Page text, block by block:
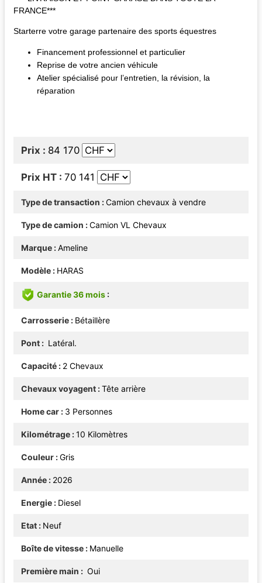
FRANCE***
Starterre votre garage partenaire des sports équestres
Financement professionnel et particulier
Reprise de votre ancien véhicule
Atelier spécialisé pour l’entretien, la révision, la
réparation
Prix 84 170
Prix HT 70 141
Type de transaction Camion chevaux à vendre
Type de camion Camion VL Chevaux
Marque Ameline
Modèle HARAS
Garantie 36 mois
Carrosserie Bétaillère
Pont Latéral.
Capacité 2 Chevaux
Chevaux voyagent Tête arrière
Home car 3 Personnes
Kilométrage 10 Kilomètres
Couleur Gris
Année 2026
Energie Diesel
Etat Neuf
Boîte de vitesse Manuelle
Première main Oui